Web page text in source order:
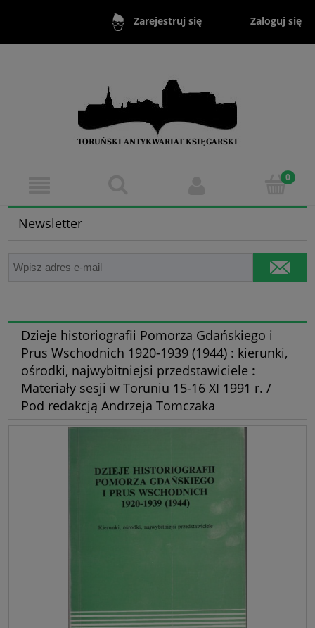
Zarejestruj się Zaloguj się
Newsletter
Dzieje historiografii Pomorza Gdańskiego i
Prus Wschodnich 1920-1939 (1944) : kierunki,
ośrodki, najwybitniejsi przedstawiciele :
Materiały sesji w Toruniu 15-16 XI 1991 r. /
Pod redakcją Andrzeja Tomczaka